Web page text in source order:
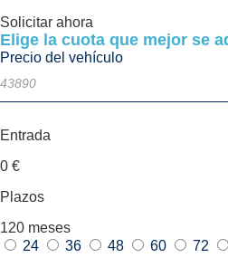
Solicitar ahora
Elige la cuota que mejor se
Precio del vehículo
Entrada
0 €
Plazos
120 meses
24
36 48 60 72